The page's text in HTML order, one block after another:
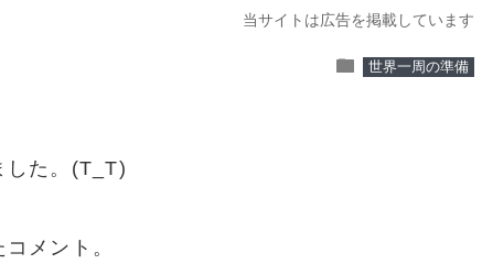
当サイトは広告を掲載しています
folder 世界一周の準備
した。(T_T)
メント。